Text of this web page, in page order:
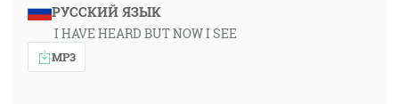
РУССКИЙ ЯЗЫК
I HAVE HEARD BUT NOW I SEE
MP3